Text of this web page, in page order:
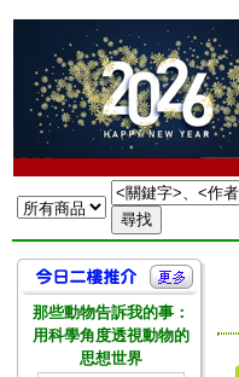
那些動物告訴我的事：
用科學角度透視動物的
思想世界